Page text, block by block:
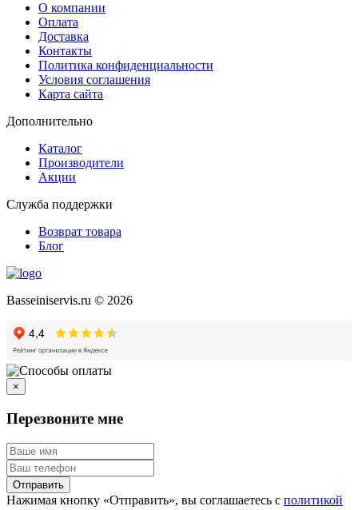
О компании
Оплата
Доставка
Контакты
Политика конфиденциальности
Условия соглашения
Карта сайта
Дополнительно
Каталог
Производители
Акции
Служба поддержки
Возврат товара
Блог
Basseiniservis.ru © 2026
×
Перезвоните мне
Отправить
Нажимая кнопку «Отправить», вы соглашаетесь с политикой